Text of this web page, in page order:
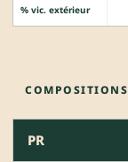
% vic. extérieur
COMPOSITIONS
PR